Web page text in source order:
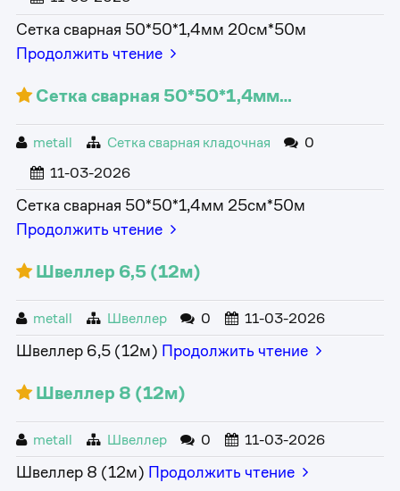
Сетка сварная 50*50*1,4мм 20см*50м
Продолжить чтение
Сетка сварная 50*50*1,4мм…
metall Сетка сварная кладочная
0
11-03-2026
Сетка сварная 50*50*1,4мм 25см*50м
Продолжить чтение
Швеллер 6,5 (12м)
metall Швеллер 0 11-03-2026
Швеллер 6,5 (12м) Продолжить чтение
Швеллер 8 (12м)
metall Швеллер 0 11-03-2026
Швеллер 8 (12м) Продолжить чтение